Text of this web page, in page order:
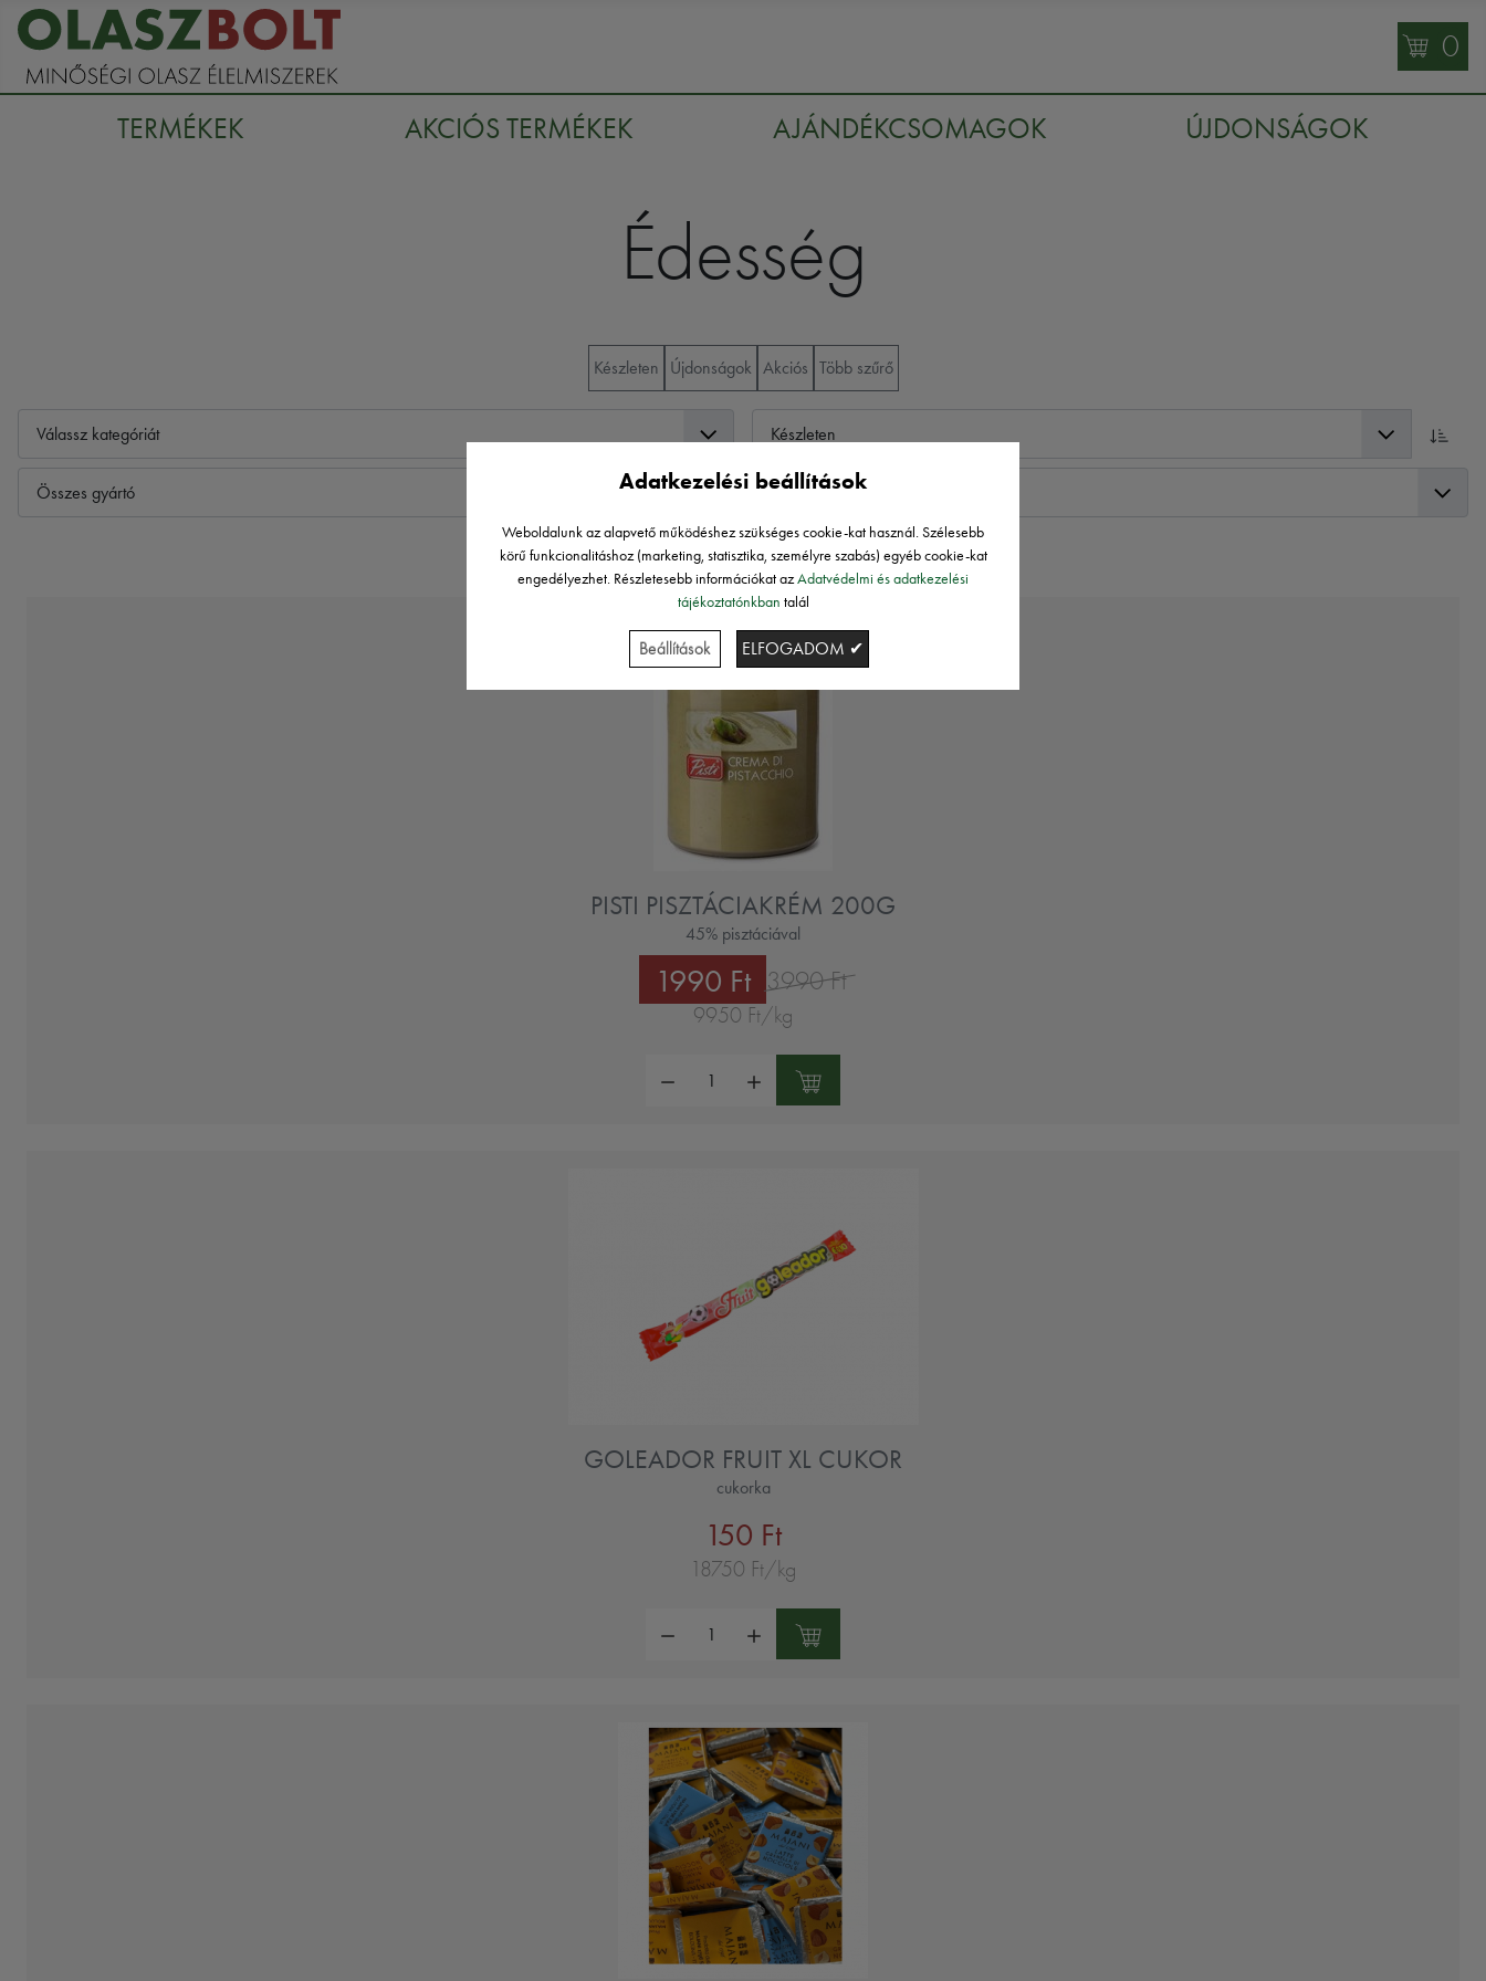
0
TERMÉKEK AKCIÓS TERMÉKEK AJÁNDÉKCSOMAGOK ÚJDONSÁGOK
Édesség
Készleten Újdonságok Akciós Több szűrő
PISTI PISZTÁCIAKRÉM 200G
45% pisztáciával
3990 Ft
1990 Ft
9950 Ft/kg
GOLEADOR FRUIT XL CUKOR
cukorka
150 Ft
18750 Ft/kg
Adatkezelési beállítások
Weboldalunk az alapvető működéshez szükséges cookie-kat használ. Szélesebb
körű funkcionalitáshoz (marketing, statisztika, személyre szabás) egyéb cookie-kat
engedélyezhet. Részletesebb információkat azAdatvédelmi és adatkezelési
tájékoztatónkban talál
Beállítások ELFOGADOM ✔